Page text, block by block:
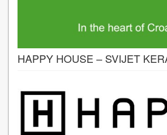
HAPPY HOUSE – SVIJET